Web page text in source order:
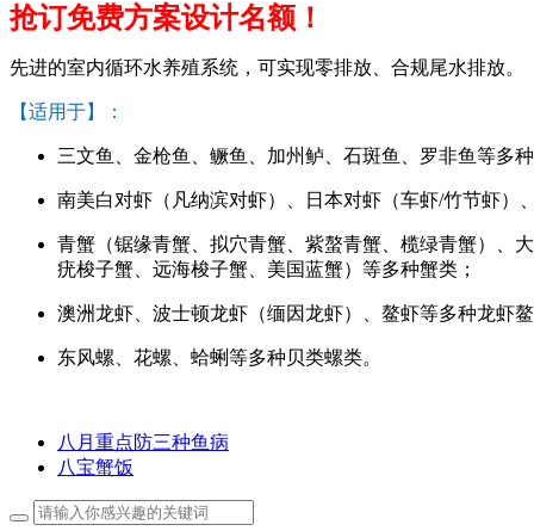
抢订免费方案设计名额！
先进的室内循环水养殖系统，可实现零排放、合规尾水排放。
【适用于】：
三文鱼、金枪鱼、鳜鱼、加州鲈、石斑鱼、罗非鱼等多
南美白对虾（凡纳滨对虾）、日本对虾（车虾/竹节虾）
青蟹（锯缘青蟹、拟穴青蟹、紫螯青蟹、榄绿青蟹）、
疣梭子蟹、远海梭子蟹、美国蓝蟹）等多种蟹类；
澳洲龙虾、波士顿龙虾（缅因龙虾）、鳌虾等多种龙虾
东风螺、花螺、蛤蜊等多种贝类螺类。
八月重点防三种鱼病
八宝蟹饭